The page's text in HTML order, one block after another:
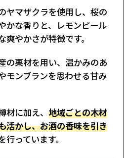
ヤマザクラを使用し、桜の
かな香りと、レモンピール
やかさが特徴です。
の栗材を用い、温かみのあ
モンブランを思わせる甘み
に加え、 地域ごとの木材
活かし、お酒の香味を引き
行っています。